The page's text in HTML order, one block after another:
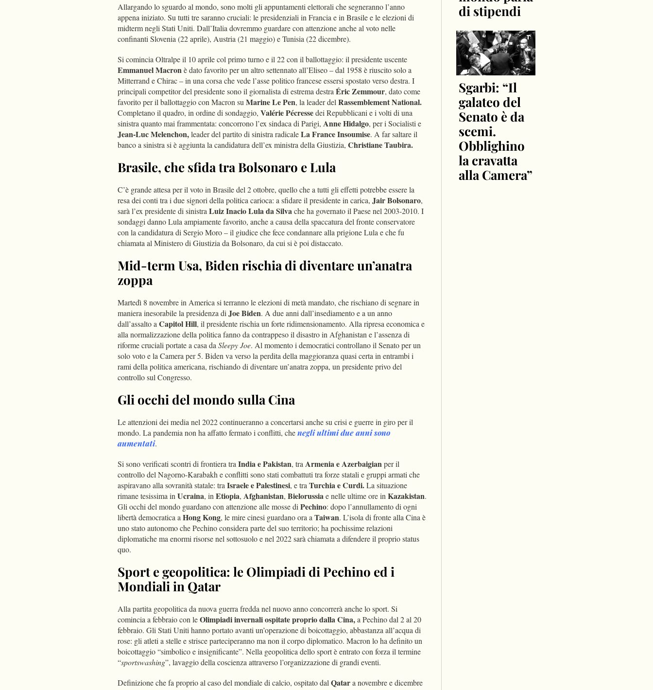
Allargando lo sguardo al mondo, sono molti gli appuntamenti elettorali che segneranno l’anno
appena iniziato. Su tutti tre saranno cruciali: le presidenziali in Francia e in Brasile e le elezioni di
midterm negli Stati Uniti. Dall’Italia dovremmo guardare con attenzione anche al voto nelle
confinanti Slovenia (22 aprile), Austria (21 maggio) e Tunisia (22 dicembre).
Si comincia Oltralpe il 10 aprile col primo turno e il 22 con il ballottaggio: il presidente uscente
Emmanuel Macronè dato favorito per un altro settennato all’Eliseo – dal 1958 è riuscito solo a
Mitterrand e Chirac – in una corsa che vede l’asse politico francese essersi spostato verso destra. I
principali competitor del presidente sono il giornalista di estrema destraÉric Zemmour, dato come
favorito per il ballottaggio con Macron suMarine Le Pen, la leader delRassemblement National.
Completano il quadro, in ordine di sondaggio, Valérie Pécressedei Repubblicani e i volti di una
sinistra quanto mai frammentata: concorrono l’ex sindaca di Parigi, Anne Hidalgo, per i Socialisti e
Jean-Luc Melenchon,leader del partito di sinistra radicaleLa France Insoumise. A far saltare il
banco a sinistra si è aggiunta la candidatura dell’ex ministra della Giustizia, Christiane Taubira.
Brasile, che sfida tra Bolsonaro e Lula
C’è grande attesa per il voto in Brasile del 2 ottobre, quello che a tutti gli effetti potrebbe essere la
resa dei conti tra i due signori della politica carioca: a sfidare il presidente in carica, Jair Bolsonaro,
sarà l’ex presidente di sinistraLuiz Inacio Lula da Silvache ha governato il Paese nel 2003-2010. I
sondaggi danno Lula ampiamente favorito, anche a causa della spaccatura del fronte conservatore
con la candidatura di Sergio Moro – il giudice che fece condannare alla prigione Lula e che fu
chiamata al Ministero di Giustizia da Bolsonaro, da cui si è poi distaccato.
Mid-term Usa, Biden rischia di diventare un’anatra
zoppa
Martedì 8 novembre in America si terranno le elezioni di metà mandato, che rischiano di segnare in
maniera inesorabile la presidenza diJoe Biden. A due anni dall’insediamento e a un anno
dall’assalto aCapitol Hill, il presidente rischia un forte ridimensionamento. Alla ripresa economica e
alla normalizzazione della politica fanno da contrappeso il disastro in Afghanistan e l’assenza di
riforme cruciali portate a casa daSleepy Joe. Al momento i democratici controllano il Senato per un
solo voto e la Camera per 5. Biden va verso la perdita della maggioranza quasi certa in entrambi i
rami della politica americana, rischiando di diventare un’anatra zoppa, un presidente privo del
controllo sul Congresso.
Gli occhi del mondo sulla Cina
Le attenzioni dei media nel 2022 continueranno a concertarsi anche su crisi e guerre in giro per il
mondo. La pandemia non ha affatto fermato i conflitti, chenegli ultimi due anni sono
aumentati.
Si sono verificati scontri di frontiera traIndia e Pakistan, traArmenia e Azerbaigianper il
controllo del Nagorno-Karabakh e conflitti sono stati combattuti tra forze statali e gruppi armati che
aspiravano alla sovranità statale: traIsraele e Palestinesi, e traTurchia e Curdi.La situazione
rimane tesissima inUcraina, inEtiopia, Afghanistan, Bielorussiae nelle ultime ore inKazakistan.
Gli occhi del mondo guardano con attenzione alle mosse diPechino: dopo l’annullamento di ogni
libertà democratica aHong Kong, le mire cinesi guardano ora aTaiwan. L’isola di fronte alla Cina è
uno stato autonomo che Pechino considera parte del suo territorio; ha pochissime relazioni
diplomatiche ma enormi risorse nel sottosuolo e nel 2022 sarà chiamata a difendere il proprio status
quo.
Sport e geopolitica: le Olimpiadi di Pechino ed i
Mondiali in Qatar
Alla partita geopolitica da nuova guerra fredda nel nuovo anno concorrerà anche lo sport. Si
comincia a febbraio con leOlimpiadi invernali ospitate proprio dalla Cina,a Pechino dal 2 al 20
febbraio. Gli Stati Uniti hanno portato avanti un’operazione di boicottaggio, abbastanza all’acqua di
rose: gli atleti a stelle e strisce parteciperanno ma non il corpo diplomatico. Macron lo ha definito un
boicottaggio “simbolico e insignificante”. Nella geopolitica dello sport è entrato con forza il termine
“sportswashing”, lavaggio della coscienza attraverso l’organizzazione di grandi eventi.
Definizione che fa proprio al caso del mondiale di calcio, ospitato dalQatara novembre e dicembre
di stipendi
Sgarbi: “Il
galateo del
Senato è da
scemi.
Obblighino
la cravatta
alla Camera”